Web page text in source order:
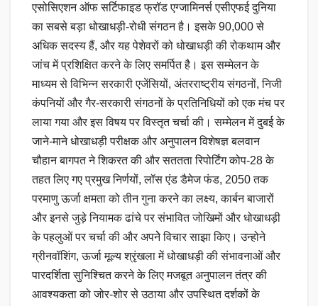
एसोसिएशन ऑफ सर्टिफाइड फ्रॉड एग्जामिनर्स एसीएफई दुनिया
का सबसे बड़ा धोखाधड़ी-रोधी संगठन है। इसके 90,000 से
अधिक सदस्य हैं, और यह पेशेवरों को धोखाधड़ी की रोकथाम और
जांच में प्रशिक्षित करने के लिए समर्पित है। इस सम्मेलन के
माध्यम से विभिन्न सरकारी एजेंसियों, अंतरराष्ट्रीय संगठनों, निजी
कंपनियों और गैर-सरकारी संगठनों के प्रतिनिधियों को एक मंच पर
लाया गया और इस विषय पर विस्तृत चर्चा की। सम्मेलन में दुबई के
जाने-माने धोखाधड़ी परीक्षक और अनुपालन विशेषज्ञ बलवान
चौहान बागपत ने शिकरत की और सततता रिपोर्टिंग कोप-28 के
तहत लिए गए प्रमुख निर्णयों, लॉस एंड डैमेज फंड, 2050 तक
परमाणु ऊर्जा क्षमता को तीन गुना करने का लक्ष्य, कार्बन बाजारों
और इनसे जुड़े नियामक ढांचे पर संभावित जोखिमों और धोखाधड़ी
के पहलुओं पर चर्चा की और अपनेे विचार साझा किए। उन्होने
ग्रीनवॉशिंग, ऊर्जा मूल्य श्रृंखला में धोखाधड़ी की संभावनाओं और
पारदर्शिता सुनिश्चित करने के लिए मजबूत अनुपालन तंत्र की
आवश्यकता को जोर-शोर से उठाया और उपस्थित दर्शकों के